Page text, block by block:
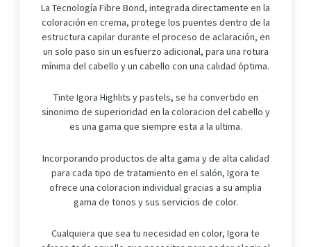
La Tecnología Fibre Bond, integrada directamente en la
coloración en crema, protege los puentes dentro de la
estructura capilar durante el proceso de aclaración, en
un solo paso sin un esfuerzo adicional, para una rotura
mínima del cabello y un cabello con una calidad óptima.
Tinte Igora Highlits y pastels, se ha convertido en
sinonimo de superioridad en la coloracion del cabello y
es una gama que siempre esta a la ultima.
Incorporando productos de alta gama y de alta calidad
para cada tipo de tratamiento en el salón, Igora te
ofrece una coloracion individual gracias a su amplia
gama de tonos y sus servicios de color.
Cualquiera que sea tu necesidad en color, Igora te